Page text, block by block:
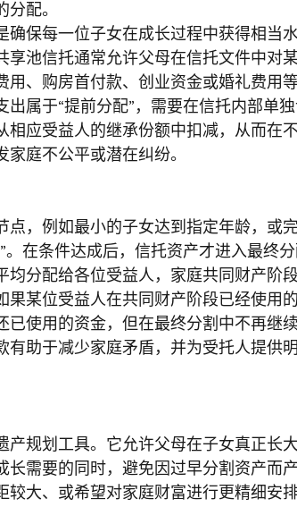
配。
保每一位子女在成长过程中获得相当
池信托通常允许父母在信托文件中对
、购房首付款、创业资金或婚礼费用
属于“提前分配”，需要在信托内部单独
应受益人的继承份额中扣减，从而在
庭不公平或潜在纠纷。
，例如最小的子女达到指定年龄，或
在条件达成后，信托资产才进入最终
分配给各位受益人，家庭共同财产阶
某位受益人在共同财产阶段已经使用
使用的资金，但在最终分割中不再继续
助于减少家庭矛盾，并为受托人提供
规划工具。它允许父母在子女真正长大
需要的同时，避免因过早分割资产而
大、或希望对家庭财富进行更精细安